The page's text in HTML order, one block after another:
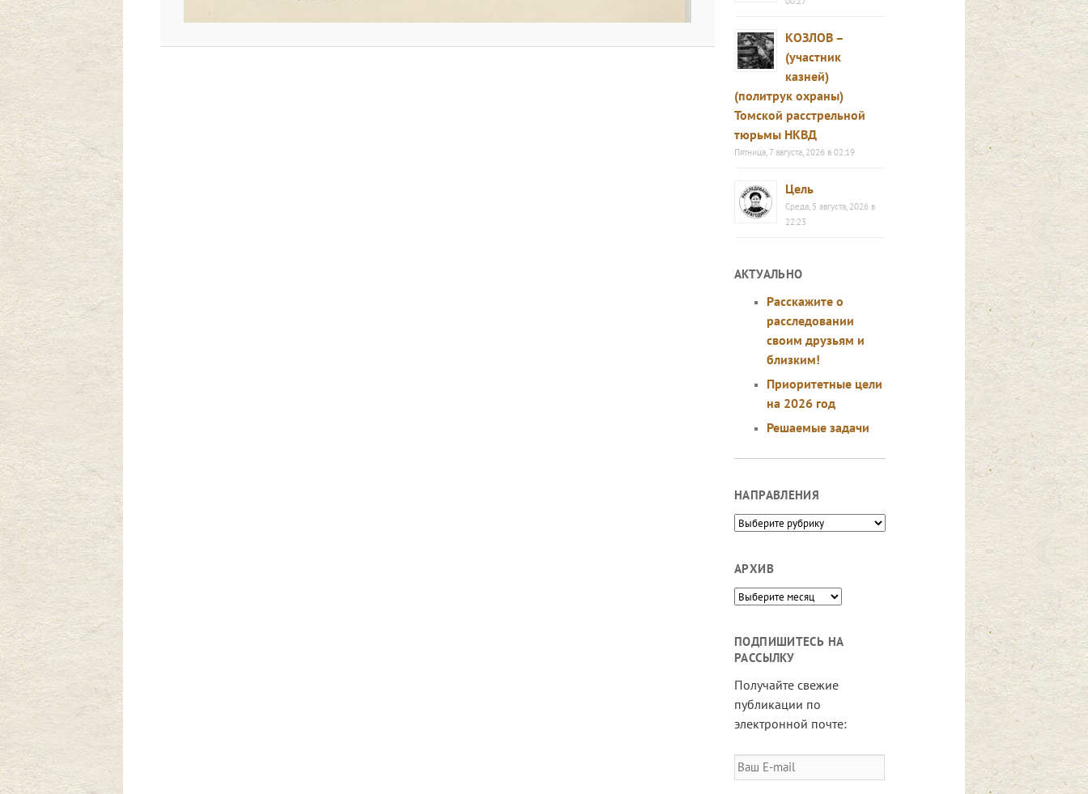
КОЗЛОВ –
(участник
казней)
(политрук охраны)
Томской расстрельной
тюрьмы НКВД
Пятница, 7 августа, 2026 в 02:19
Цель
Среда, 5 августа, 2026 в
22:23
АКТУАЛЬНО
Расскажите о
расследовании
своим друзьям и
близким!
Приоритетные цели
на 2026 год
Решаемые задачи
НАПРАВЛЕНИЯ
Направления
АРХИВ
Архив
ПОДПИШИТЕСЬ НА
РАССЫЛКУ
Получайте свежие
публикации по
электронной почте:
Ваш
E-